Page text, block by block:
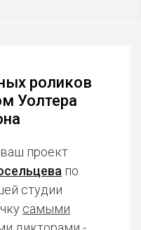
роликов
Уолтера
проект
по
студии
самыми